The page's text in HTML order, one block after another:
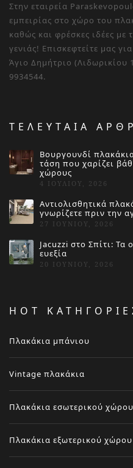
Στην εταιρεία
εμπειρίας στο χώρο του
καθώς και φρέσκες ιδέες με
γενιάς! Επισκεφτείτε μας
Άγιο Δημήτριο (Λιδωρικίου
9934544.
ΤΕΛΕΥΤΑΙΑ
Βουργουνδί
τάση που χαρίζει
χώρους
4 ΙΟΥΛΊΟΥ, 2026
Αντιολισθητικά
γνωρίζετε πριν την
27 ΙΟΥΝΊΟΥ, 2026
Jacuzzi στο Σπίτι: Τα
ευεξία
20 ΙΟΥΝΊΟΥ, 2026
HOT
Πλακάκια μπάνιου
Vintage πλακάκια
Πλακάκια εσωτερικού χώρου
Πλακάκια εξωτερικού χώρου